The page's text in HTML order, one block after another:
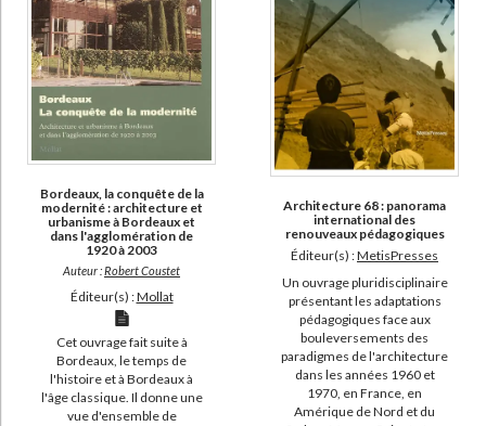
Bordeaux, la conquête de la
modernité : architecture et
urbanisme à Bordeaux et
dans l'agglomération de
1920 à 2003
Auteur :Robert Coustet
Éditeur(s) :Mollat
Cet ouvrage fait suite à
Bordeaux, le temps de
l'histoire et à Bordeaux à
l'âge classique. Il donne une
vue d'ensemble de
Architecture 68 : panorama
international des
renouveaux pédagogiques
Éditeur(s) :MetisPresses
Un ouvrage pluridisciplinaire
présentant les adaptations
pédagogiques face aux
bouleversements des
paradigmes de l'architecture
dans les années 1960 et
1970, en France, en
Amérique de Nord et du